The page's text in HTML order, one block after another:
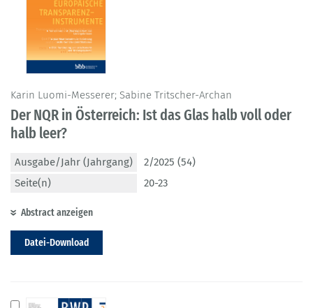
Karin Luomi-Messerer; Sabine Tritscher-Archan
Der NQR in Österreich: Ist das Glas halb voll oder
halb leer?
Ausgabe/Jahr (Jahrgang)
2/2025 (54)
Seite(n)
20-23
Abstract anzeigen
Datei-Download